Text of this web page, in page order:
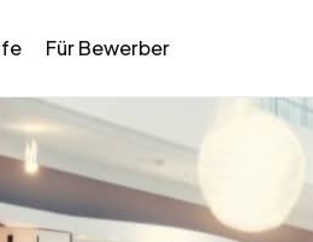
Für Bewerber